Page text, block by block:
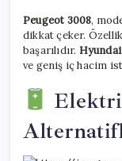
Peugeot 3008,
dikkat çeker.
başarılıdır.
ve geniş iç hacim